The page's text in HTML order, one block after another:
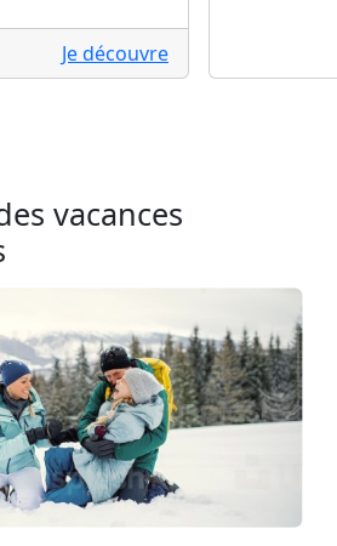
Je découvre
vacances